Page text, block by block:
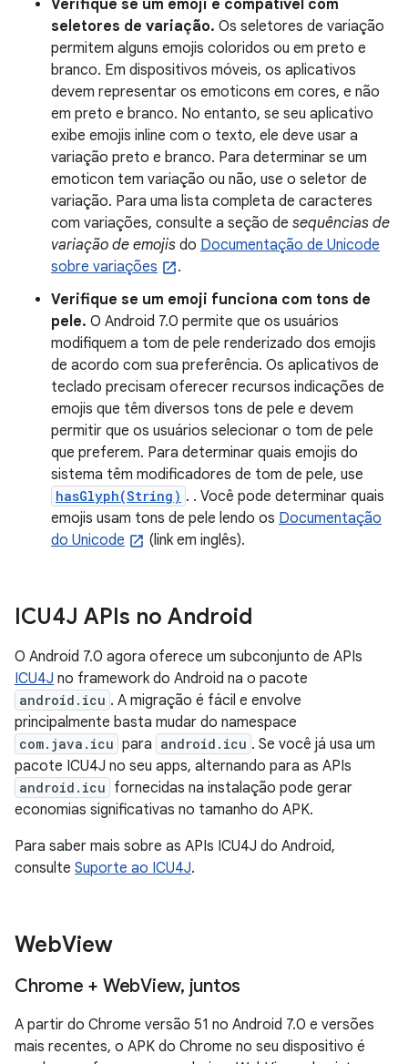
Verifique se um emoji é compatível com
seletores de variação. Os seletores de variação
permitem alguns emojis coloridos ou em preto e
branco. Em dispositivos móveis, os aplicativos
devem representar os emoticons em cores, e não
em preto e branco. No entanto, se seu aplicativo
exibe emojis inline com o texto, ele deve usar a
variação preto e branco. Para determinar se um
emoticon tem variação ou não, use o seletor de
variação. Para uma lista completa de caracteres
com variações, consulte a seção de sequências de
variação de emojis do Documentação de Unicode
sobre variações
.
Verifique se um emoji funciona com tons de
pele. O Android 7.0 permite que os usuários
modifiquem a tom de pele renderizado dos emojis
de acordo com sua preferência. Os aplicativos de
teclado precisam oferecer recursos indicações de
emojis que têm diversos tons de pele e devem
permitir que os usuários selecionar o tom de pele
que preferem. Para determinar quais emojis do
sistema têm modificadores de tom de pele, use
hasGlyph(String) . . Você pode determinar quais
emojis usam tons de pele lendo os Documentação
do Unicode
(link em inglês).
ICU4J APIs no Android
O Android 7.0 agora oferece um subconjunto de APIs
ICU4J no framework do Android na o pacote
android.icu . A migração é fácil e envolve
principalmente basta mudar do namespace
com.java.icu para android.icu . Se você já usa um
pacote ICU4J no seu apps, alternando para as APIs
android.icu fornecidas na instalação pode gerar
economias significativas no tamanho do APK.
Para saber mais sobre as APIs ICU4J do Android,
consulte Suporte ao ICU4J.
WebView
Chrome + WebView, juntos
A partir do Chrome versão 51 no Android 7.0 e versões
mais recentes, o APK do Chrome no seu dispositivo é